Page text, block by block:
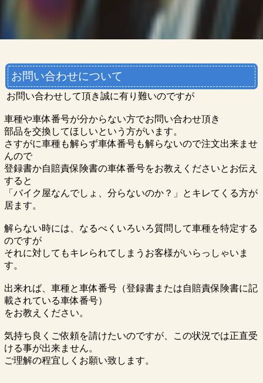
お問い合わせについて
お問い合わせして頂き誠に有り難いのですが
車種や車体番号が分からない方でお問い合わせ頂き
部品を交換してほしいという方がいます。
さすがに車種も解らず車体番号も解らないので注文出来ませ
んので
登録書か自賠責保険書の車体番号をお教えくださいとお伝え
すると
「バイク屋なんでしょ、分らないのか？」とキレてくる方が
居ます。
解らない時には、なるべくいろいろ質問して車種を特定する
のですが
それに対してもキレられてしまうお客様がいらっしゃいま
す。
出来れば、車種と車体番号（登録書または自賠責保険書に記
載されている車体番号）
をお教えください。
気持ち良くご依頼を請けたいのですが、この状況では正直受
ける事が出来ません。
ご理解の程宜しくお願い致します。